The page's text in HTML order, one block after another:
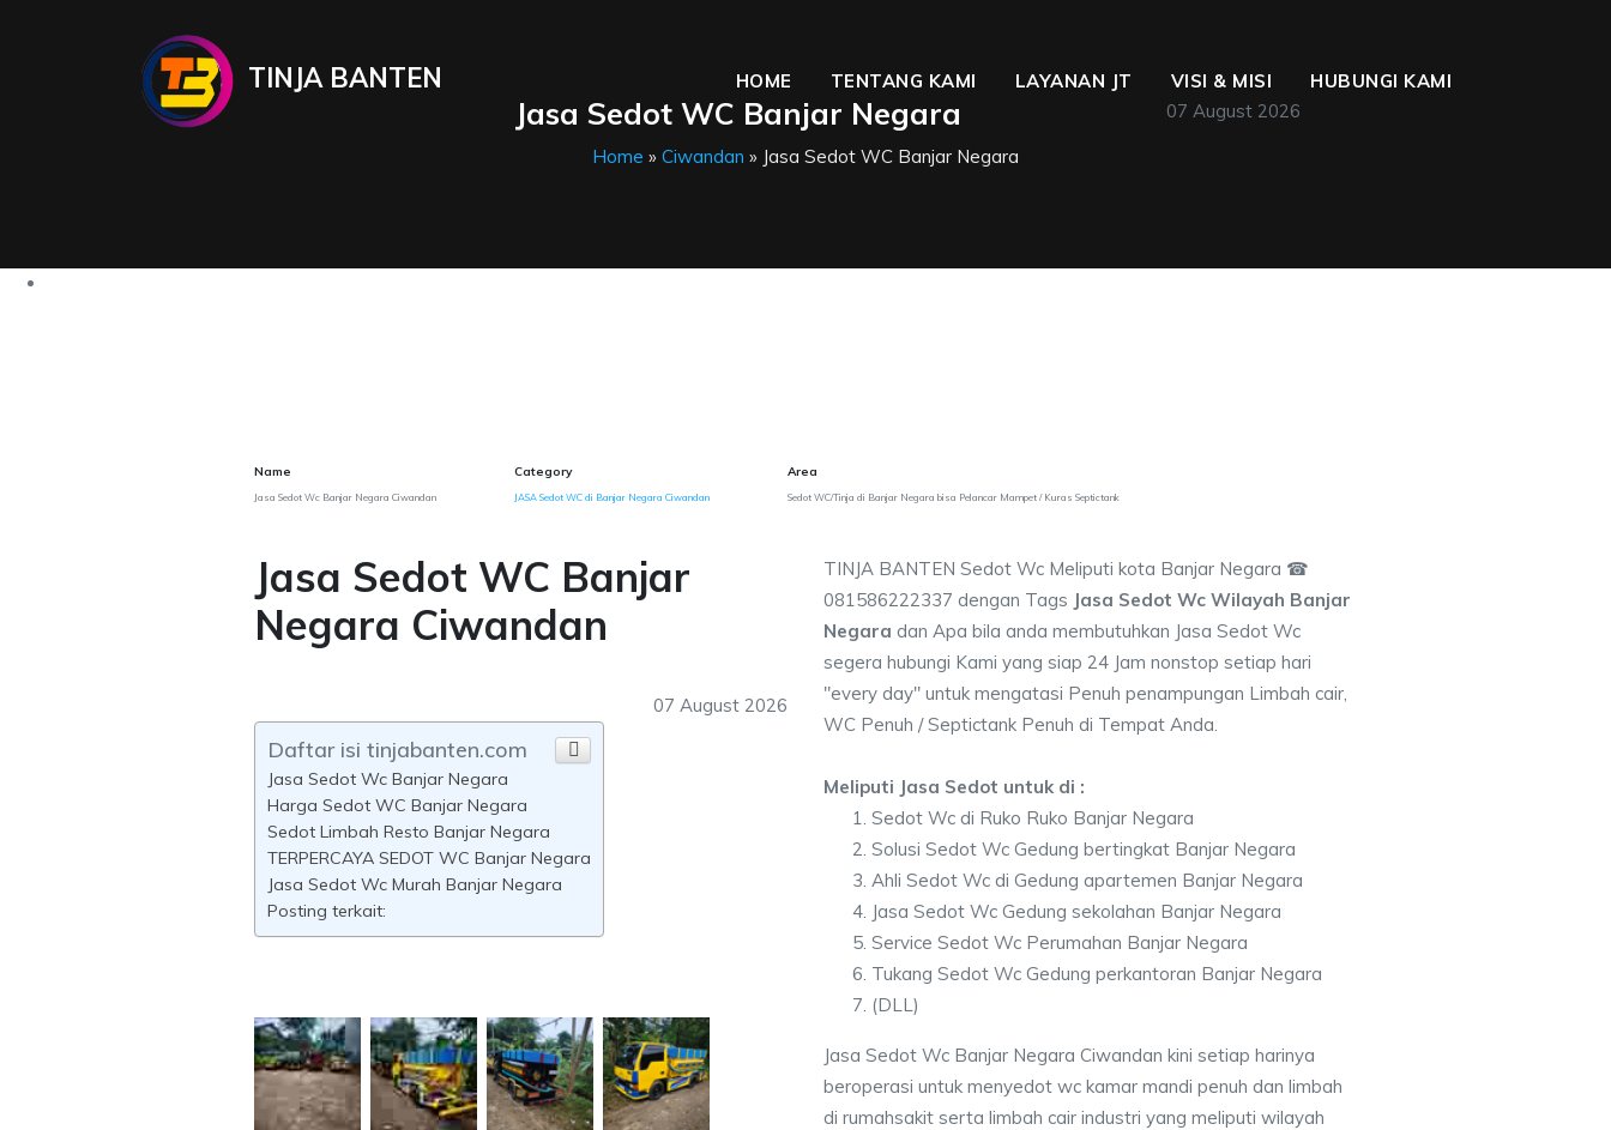
TINJA BANTEN HOME TENTANG KAMI LAYANAN JT VISI & MISI
HUBUNGI KAMI
07 August 2026
Jasa Sedot WC Banjar Negara
Home » Ciwandan » Jasa Sedot WC Banjar Negara
Name
Jasa Sedot Wc Banjar Negara Ciwandan
Category
JASA Sedot WC di Banjar Negara Ciwandan
Area
Sedot WC/Tinja di Banjar Negara bisa Pelancar Mampet / Kuras Septictank
Jasa Sedot WC Banjar
Negara Ciwandan
07 August 2026
Daftar isi tinjabanten.com
Jasa Sedot Wc Banjar Negara
Harga Sedot WC Banjar Negara
Sedot Limbah Resto Banjar Negara
TERPERCAYA SEDOT WC Banjar Negara
Jasa Sedot Wc Murah Banjar Negara
Posting terkait:
TINJA BANTEN Sedot Wc Meliputi kota Banjar Negara ☎
081586222337 dengan Tags Jasa Sedot Wc Wilayah Banjar
Negara dan Apa bila anda membutuhkan Jasa Sedot Wc
segera hubungi Kami yang siap 24 Jam nonstop setiap hari
"every day" untuk mengatasi Penuh penampungan Limbah cair,
WC Penuh / Septictank Penuh di Tempat Anda.
Meliputi Jasa Sedot untuk di :
Sedot Wc di Ruko Ruko Banjar Negara
Solusi Sedot Wc Gedung bertingkat Banjar Negara
Ahli Sedot Wc di Gedung apartemen Banjar Negara
Jasa Sedot Wc Gedung sekolahan Banjar Negara
Service Sedot Wc Perumahan Banjar Negara
Tukang Sedot Wc Gedung perkantoran Banjar Negara
(DLL)
Jasa Sedot Wc Banjar Negara Ciwandan kini setiap harinya
beroperasi untuk menyedot wc kamar mandi penuh dan limbah
di rumahsakit serta limbah cair industri yang meliputi wilayah